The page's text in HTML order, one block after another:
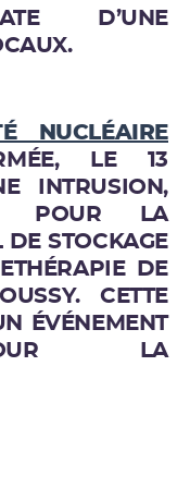
D’UNE
NUCLÉAIRE
LE 13
INTRUSION,
POUR LA
DE STOCKAGE
DE
CETTE
ÉVÉNEMENT
LA